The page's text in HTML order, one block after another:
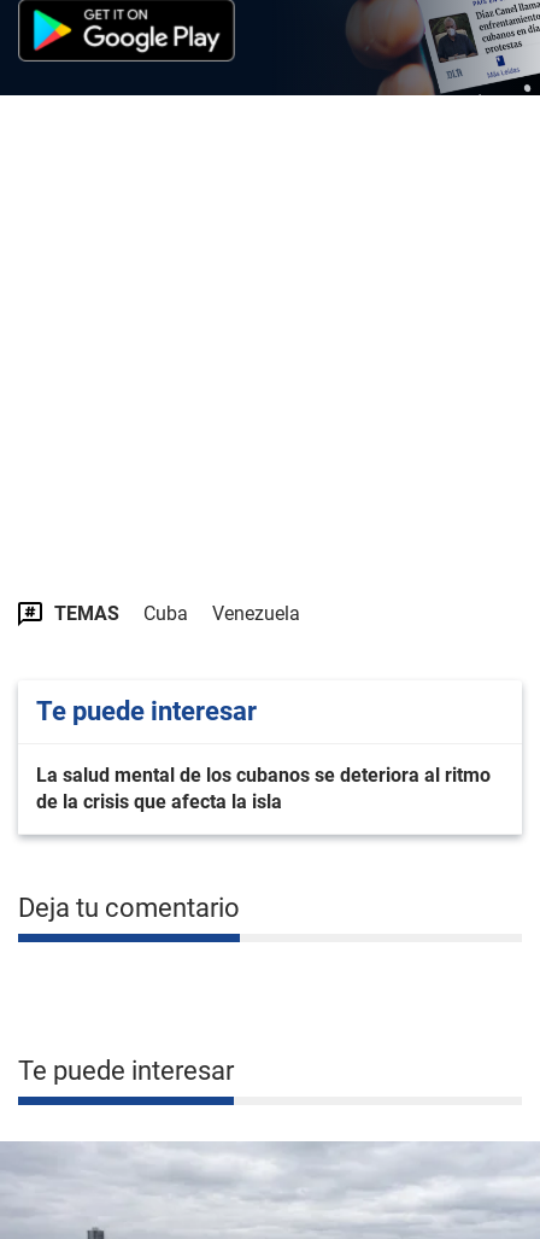
TEMAS Cuba Venezuela
Te puede interesar
La salud mental de los cubanos se deteriora al ritmo
de la crisis que afecta la isla
Deja tu comentario
Te puede interesar